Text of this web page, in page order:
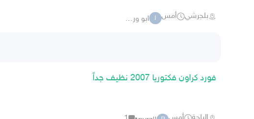
بلجرشي أمس ا ابو وررود
فورد كراون فكتوريا 2007 نظيف جداً